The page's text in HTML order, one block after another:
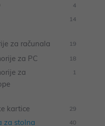
4
14
za računala 19
za PC 18
za
1
kartice 29
za stolna
40